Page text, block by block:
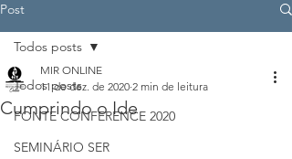
Post
Todos posts
FONTE CONFERENCE 2020
SEMINÁRIO SER
Todos posts
Cumprindo o Ide
MIR ONLINE
11 de dez. de 2020 2 min de leitura